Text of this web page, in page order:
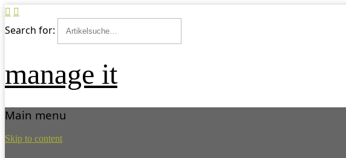
Search for:
manage it
Main menu
Skip to content